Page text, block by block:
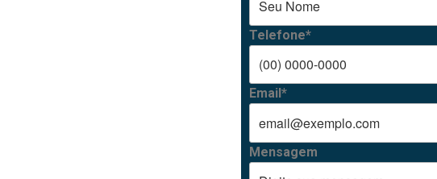
Telefone*
Email*
Mensagem